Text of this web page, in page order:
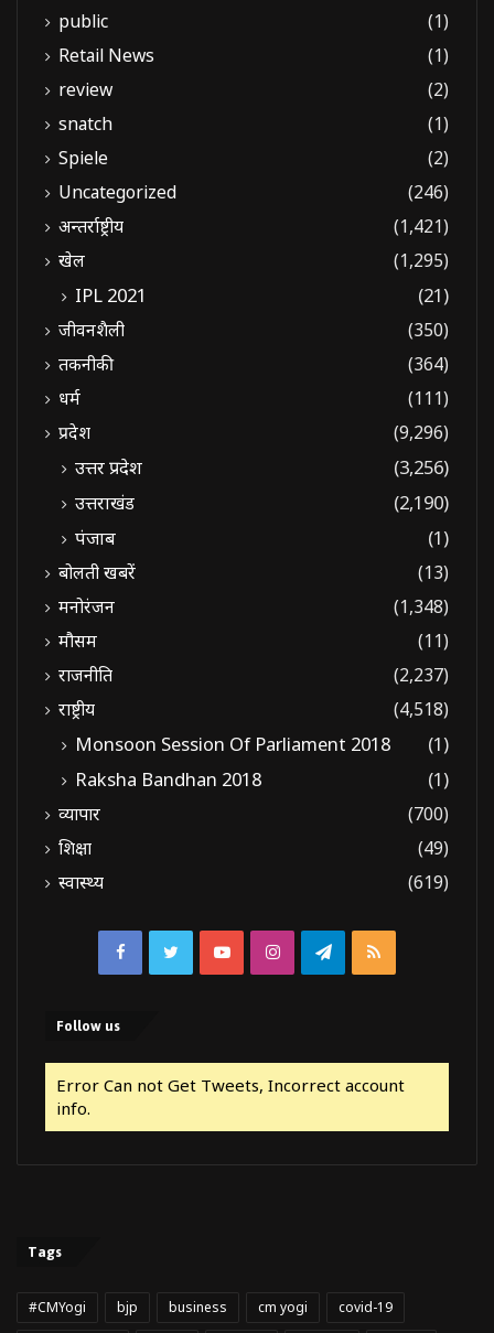
public
(1)
Retail News
(1)
review
(2)
snatch
(1)
Spiele
(2)
Uncategorized
(246)
अन्तर्राष्ट्रीय
(1,421)
खेल
(1,295)
IPL 2021 (21)
जीवनशैली
(350)
तकनीकी
(364)
धर्म
(111)
प्रदेश
(9,296)
उत्तर प्रदेश
(3,256)
उत्तराखंड
(2,190)
पंजाब
(1)
बोलती खबरें
(13)
मनोरंजन
(1,348)
मौसम
(11)
राजनीति
(2,237)
राष्ट्रीय
(4,518)
Monsoon Session Of Parliament 2018
(1)
Raksha Bandhan 2018
(1)
व्यापार
(700)
शिक्षा
(49)
स्वास्थ्य
(619)
FacebookTwitterYouTubeInstagramTelegram
RSS
Follow us
Error Can not Get Tweets, Incorrect account
info.
Tags
#CMYogi bjp business cm yogi covid-19